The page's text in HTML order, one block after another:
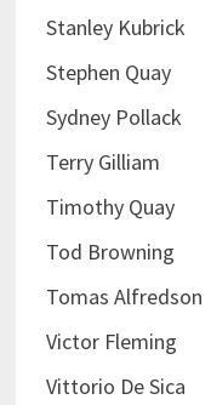
Stanley Kubrick
Stephen Quay
Sydney Pollack
Terry Gilliam
Timothy Quay
Tod Browning
Tomas Alfredson
Victor Fleming
Vittorio De Sica